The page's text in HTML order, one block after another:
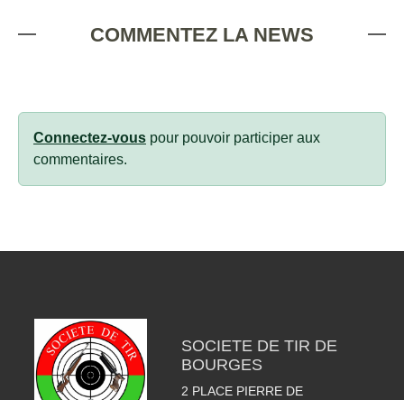
COMMENTEZ LA NEWS
Connectez-vous pour pouvoir participer aux
commentaires.
SOCIETE DE TIR DE
BOURGES
2 PLACE PIERRE DE